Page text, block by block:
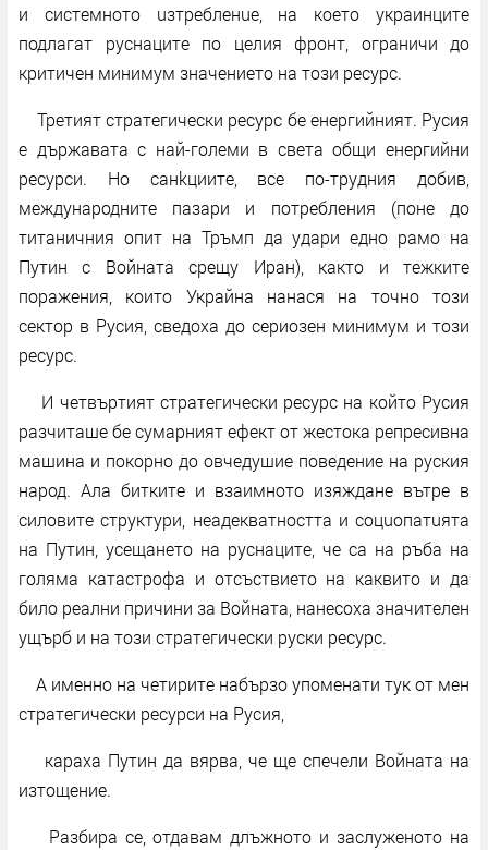
и системното uзтреблeнuе, на което украинците
подлагат руснаците по целия фронт, ограничи до
критичен минимум значението на този ресурс.
Третият стратегически ресурс бе енергийният. Русия
е държавата с най-големи в света общи енергийни
ресурси. Но санkциите, все по-трудния добив,
международните пазари и потребления (поне до
титаничния опит на Тръмп да удари едно рамо на
Путин с Войната срещу Иран), както и тежките
поражения, които Украйна нанася на точно този
сектор в Русия, сведоха до сериозен минимум и този
ресурс.
И четвъртият стратегически ресурс на който Русия
разчиташе бе сумарният ефект от жестока репресивна
машина и покорно до овчедушие поведение на руския
народ. Ала битките и взаимното изяждане вътре в
силовите структури, неадекватността и соцuопатuята
на Путин, усещането на руснаците, че са на ръба на
голяма катастрофа и отсъствието на каквито и да
било реални причини за Войната, нанесоха значителен
ущърб и на този стратегически руски ресурс.
А именно на четирите набързо упоменати тук от мен
стратегически ресурси на Русия,
караха Путин да вярва, че ще спечели Войната на
изтощение.
Разбира се, отдавам длъжното и заслуженото на